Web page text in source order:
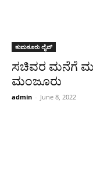
ತುಮಕೂರು ಲೈವ್
ಸಚಿವರ ಮನೆಗೆ
ಮಂಜೂರು
admin - June 8, 2022